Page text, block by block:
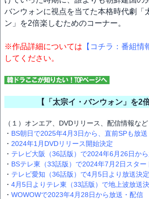
バンウォンに視点を当てた本格時代劇「
ン」を2倍楽しむためのコーナー。
※作品詳細については 【コチラ：番組情
してください。
【「太宗イ・バンウォン」を2
（１）オンエア、DVDリリース、配信情報など
・ BS朝日で2025年4月3日から、直前SPも放送
・ 2024年1月DVDリリース開始決定
・ テレビ大阪（36話版）で2024年6月26日か
・ BSテレ東（33話版）で2024年7月2日スター
・ テレビ愛知（36話版）で4月5日より放送決定
・ 4月5日よりテレ東（33話版）で地上波放送
・ WOWOWで2023年4月28日から放送・配信